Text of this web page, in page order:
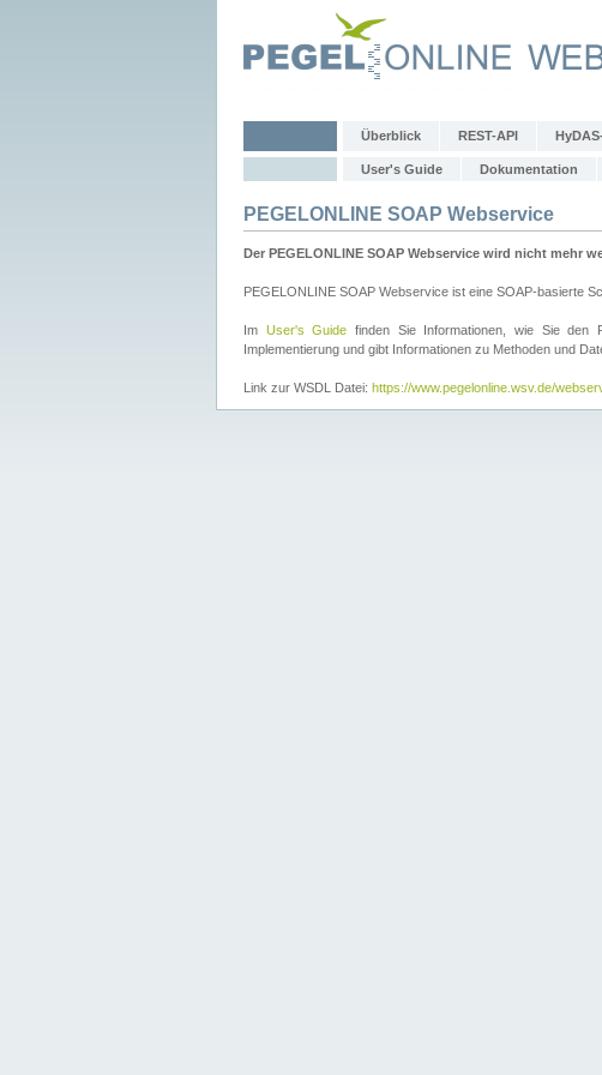
Überblick REST-API
User's Guide Dokumentation
PEGELONLINE SOAP Webservice
Der PEGELONLINE SOAP Webservice wird nicht mehr
PEGELONLINE SOAP Webservice ist eine SOAP-basierte
Im User's Guide finden Sie Informationen, wie Sie den
Implementierung und gibt Informationen zu Methoden und
Link zur WSDL Datei: https://www.pegelonline.wsv.de/